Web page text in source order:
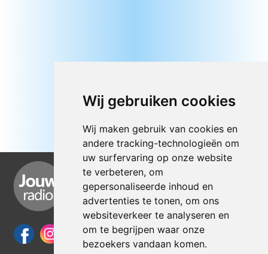
Wij gebruiken cookies
Wij maken gebruik van cookies en
andere tracking-technologieën om
uw surfervaring op onze website
te verbeteren, om
gepersonaliseerde inhoud en
advertenties te tonen, om ons
websiteverkeer te analyseren en
om te begrijpen waar onze
bezoekers vandaan komen.